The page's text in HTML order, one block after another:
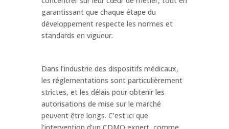
garantissant que chaque étape du
développement respecte les normes et
standards en vigueur.
Dans l’industrie des dispositifs médicaux,
les réglementations sont particulièrement
strictes, et les délais pour obtenir les
autorisations de mise sur le marché
peuvent être longs. C’est ici que